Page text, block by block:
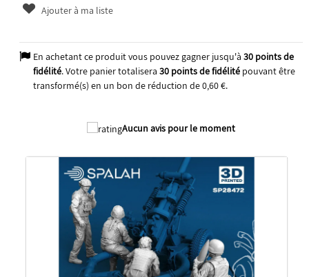
Ajouter à ma liste
En achetant ce produit vous pouvez gagner jusqu'à 30points de
fidélité. Votre panier totalisera 30points de fidélitépouvant être
transformé(s) en un bon de réduction de0,60 €.
Aucun avis pour le moment
2026